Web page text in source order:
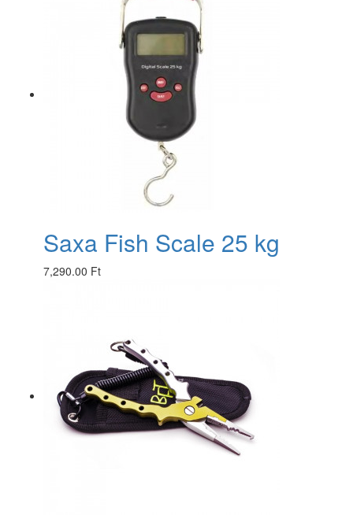
Saxa Fish Scale 25 kg
7,290.00 Ft